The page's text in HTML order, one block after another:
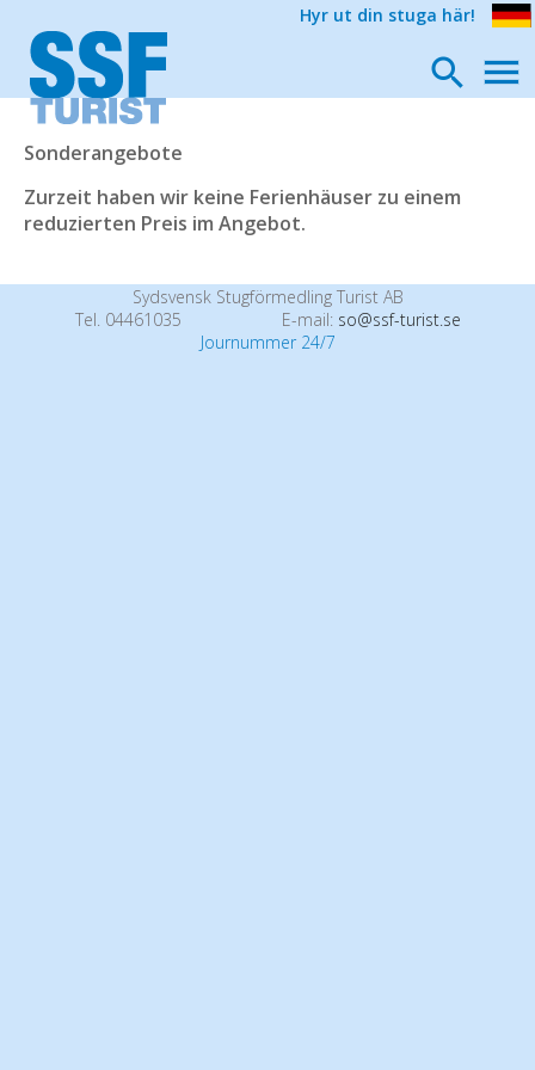
Hyr ut din stuga här!
Sonderangebote
Zurzeit haben wir keine Ferienhäuser zu einem
reduzierten Preis im Angebot.
Sydsvensk Stugförmedling Turist AB
Tel. 04461035
E-mail: so@ssf-turist.se
Journummer 24/7